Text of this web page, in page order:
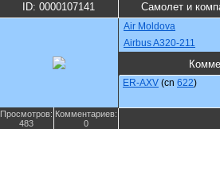
ID: 0000107141 Самолет и
Air Moldova
Airbus A320-211
ER-AXV (cn 622)
Просмотров:
483
Комментариев:
0